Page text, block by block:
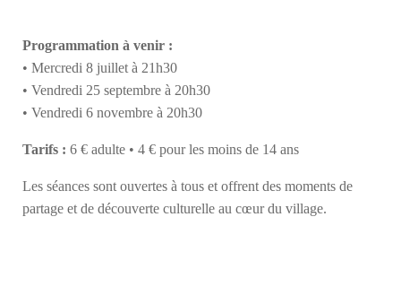
Programmation à venir :
• Mercredi 8 juillet à 21h30
• Vendredi 25 septembre à 20h30
• Vendredi 6 novembre à 20h30
Tarifs : 6 € adulte • 4 € pour les moins de 14 ans
Les séances sont ouvertes à tous et offrent des moments de
partage et de découverte culturelle au cœur du village.